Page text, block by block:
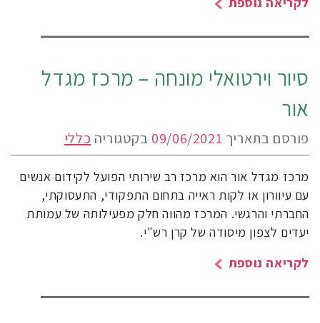
סיור וירטואלי מונחה – מרכז מגדל
אור
פורסם בתאריך 09/06/2021 בקטגוריה כללי
מרכז מגדל אור הוא מרכז רב שירותי הפועל לקידום אנשים
עם עיוורון או לקות ראייה בתחום התפקודי, התעסוקתי,
החברתי והרגשי. המרכז מהווה חלק מפעילותה של עמותת
יעדים לצפון מיסודה של קרן רש"י.
לקריאה נוספת